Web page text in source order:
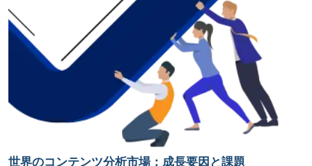
世界のコンテンツ分析市場：成長要因と課題